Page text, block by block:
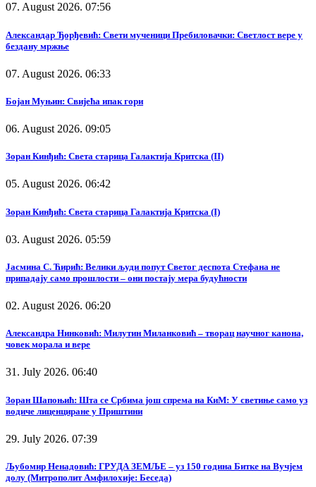
07. August 2026. 07:56
Александар Ђорђевић: Свети мученици Пребиловачки: Светлост вере у
бездану мржње
07. August 2026. 06:33
Бојан Муњин: Свијећа ипак гори
06. August 2026. 09:05
Зоран Кинђић: Света старица Галактија Критска (II)
05. August 2026. 06:42
Зоран Кинђић: Света старица Галактија Критска (I)
03. August 2026. 05:59
Јасмина С. Ћирић: Велики људи попут Светог деспота Стефана не
припадају само прошлости – они постају мера будућности
02. August 2026. 06:20
Александра Нинковић: Милутин Миланковић – творац научног канона,
човек морала и вере
31. July 2026. 06:40
Зоран Шапоњић: Шта се Србима још спрема на КиМ: У светиње само уз
водиче лиценциране у Приштини
29. July 2026. 07:39
Љубомир Ненадовић: ГРУДА ЗЕМЉЕ – уз 150 година Битке на Вучјем
долу (Митрополит Амфилохије: Беседа)